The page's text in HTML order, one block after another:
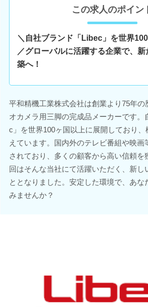
この求人のポイン
＼自社ブランド「Libec」を世界
／グローバルに活躍する企業で、
築へ！
平和精機工業株式会社は創業より75年の
オカメラ用三脚の完成品メーカーです。
c」を世界100ヶ国以上に展開しており
えています。国内外のテレビ番組や映画
されており、多くの顧客から高い信頼を
回はそんな当社にて活躍いただく、新し
ととなりました。安定した環境で、あな
みませんか？